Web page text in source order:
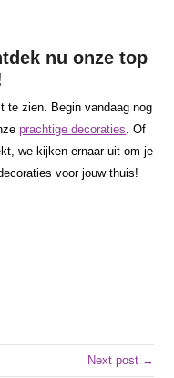
nu onze top
te zien. Begin vandaag nog
prachtige decoraties . Of
we kijken ernaar uit om je
voor jouw thuis!
Next post →